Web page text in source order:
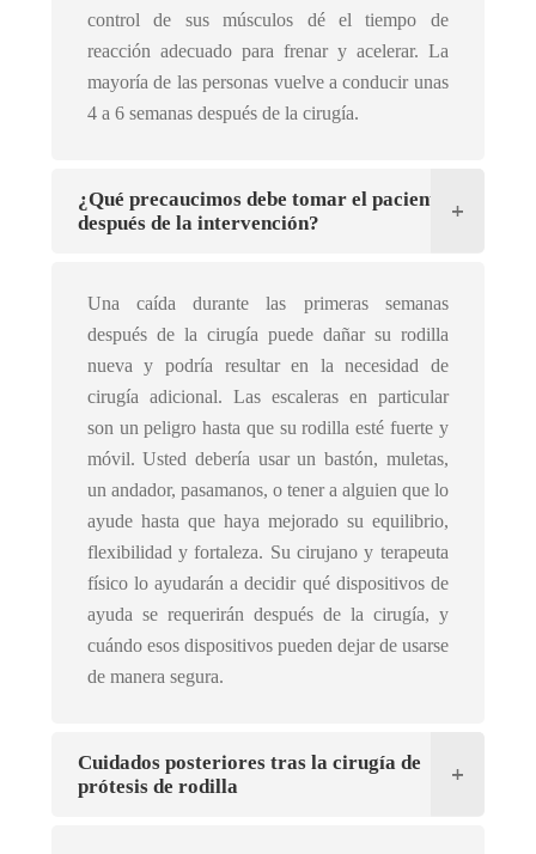
control de sus músculos dé el tiempo de
reacción adecuado para frenar y acelerar. La
mayoría de las personas vuelve a conducir unas
4 a 6 semanas después de la cirugía.
¿Qué precaucimos debe tomar el paciente
después de la intervención?
Una caída durante las primeras semanas
después de la cirugía puede dañar su rodilla
nueva y podría resultar en la necesidad de
cirugía adicional. Las escaleras en particular
son un peligro hasta que su rodilla esté fuerte y
móvil. Usted debería usar un bastón, muletas,
un andador, pasamanos, o tener a alguien que lo
ayude hasta que haya mejorado su equilibrio,
flexibilidad y fortaleza. Su cirujano y terapeuta
físico lo ayudarán a decidir qué dispositivos de
ayuda se requerirán después de la cirugía, y
cuándo esos dispositivos pueden dejar de usarse
de manera segura.
Cuidados posteriores tras la cirugía de
prótesis de rodilla